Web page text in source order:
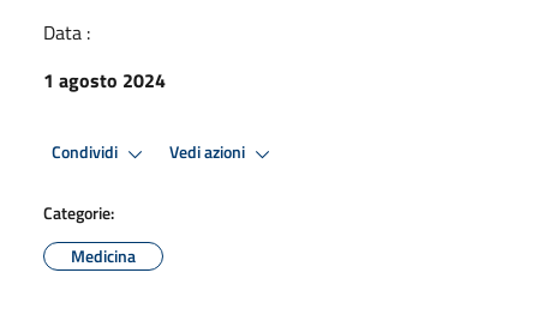
Data :
1 agosto 2024
Condividi Vedi azioni
Categorie:
Medicina